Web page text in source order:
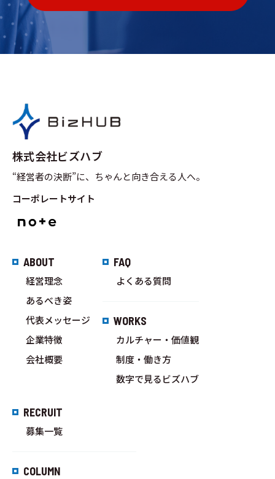
株式会社ビズハブ
“経営者の決断”に、ちゃんと向き合える人へ。
コーポレートサイト
ABOUT
経営理念
あるべき姿
代表メッセージ
企業特徴
会社概要
FAQ
よくある質問
WORKS
カルチャー・価値観
制度・働き方
数字で見るビズハブ
RECRUIT
募集一覧
COLUMN